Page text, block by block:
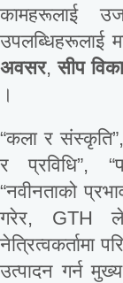
कामहरूलाई
उपलब्धिहरूलाई
अवसर,सीप
।
“कला र संस्कृति”,
र प्रविधि”,
“नवीनताको
गरेर, GTH ले
नेत्रित्वकर्तामा
उत्पादन गर्न